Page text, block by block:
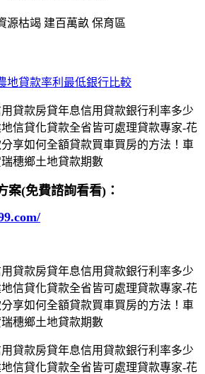
源枯竭 建百萬畝 保育區
地貸款率利最低銀行比較
貸款房貸年息信用貸款銀行利率多少
信貸化貸款全省皆可處理貸款專家-花
享如何全額貸款買車買房的方法！車
穗鄉土地貸款期數
案(免費諮詢看看)：
貸款房貸年息信用貸款銀行利率多少
信貸化貸款全省皆可處理貸款專家-花
享如何全額貸款買車買房的方法！車
穗鄉土地貸款期數
貸款房貸年息信用貸款銀行利率多少
信貸化貸款全省皆可處理貸款專家-花